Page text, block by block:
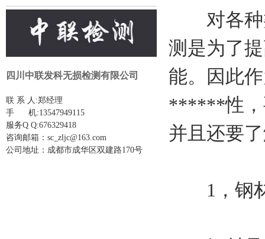
四川中联发科无损检测有限公司
联 系 人:郑经理
手 机:13547949115
服务Q Q:676329418
咨询邮箱：sc_zljc@163.com
公司地址：成都市成华区双建路170号
对各种
测是为了
能。因此
******性，
并且还要
1，钢